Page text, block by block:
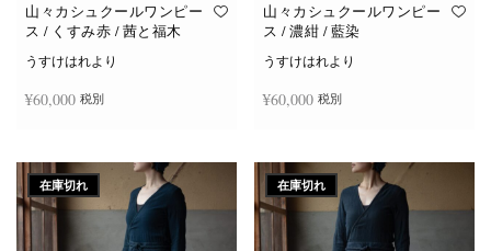
山々カシュクールワンピー
ス / くすみ赤 / 茜と福木
うすけはれより
¥60,000 税別
山々カシュクールワンピー
ス / 濃紺 / 藍染
うすけはれより
¥60,000 税別
在庫切れ 在庫切れ